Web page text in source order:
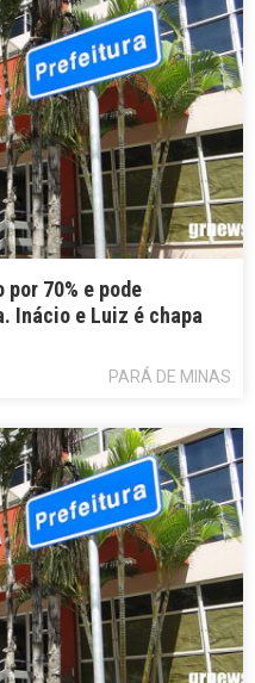
por 70% e pode
Inácio e Luiz é chapa
PARÁ DE MINAS